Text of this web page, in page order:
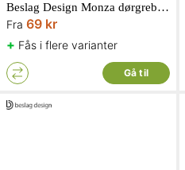
Beslag Design Monza dørgreb inkl. nøgleplade
Fra 69 kr
+ Fås i flere varianter
Gå til